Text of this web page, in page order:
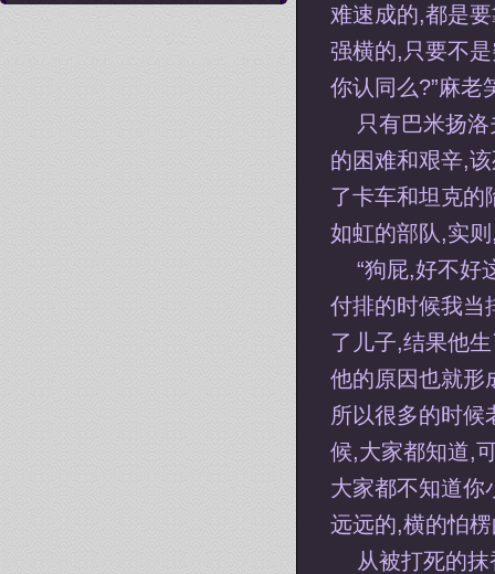
难速成的,都是
强横的,只要不
你认同么?”麻老
只有巴米扬
的困难和艰辛,
了卡车和坦克的
如虹的部队,实
“狗屁,好不好
付排的时候我当
了儿子,结果他
他的原因也就形
所以很多的时候
候,大家都知道,
大家都不知道你
远远的,横的怕
从被打死的